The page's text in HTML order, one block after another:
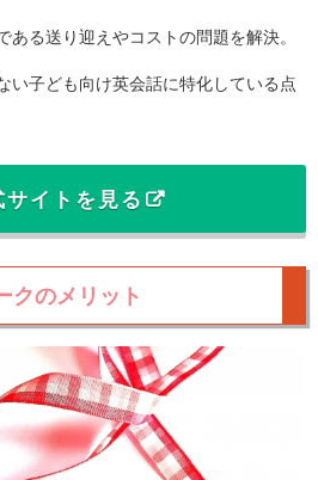
ある送り迎えやコストの問題を解決。
い子ども向け英会話に特化している点
サイトを見る
クのメリット